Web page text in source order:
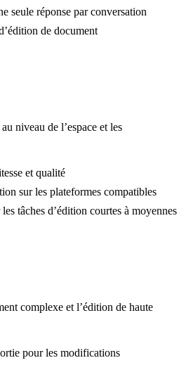
seule réponse par conversation
de document
niveau de l’espace et les
et qualité
sur les plateformes compatibles
tâches d’édition courtes à moyennes
complexe et l’édition de haute
pour les modifications